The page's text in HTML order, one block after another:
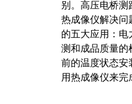
别。高压电桥测
热成像仪解决问
的五大应用：
测和成品质量的
前的温度状态
用热成像仪来